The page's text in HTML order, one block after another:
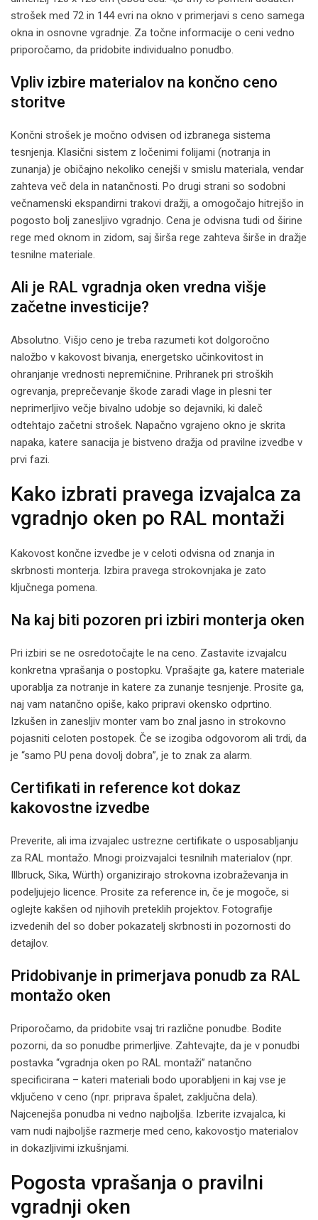
strošek med 72 in 144 evri na okno v primerjavi s ceno samega
okna in osnovne vgradnje. Za točne informacije o ceni vedno
priporočamo, da pridobite individualno ponudbo.
Vpliv izbire materialov na končno ceno
storitve
Končni strošek je močno odvisen od izbranega sistema
tesnjenja. Klasični sistem z ločenimi folijami (notranja in
zunanja) je običajno nekoliko cenejši v smislu materiala, vendar
zahteva več dela in natančnosti. Po drugi strani so sodobni
večnamenski ekspandirni trakovi dražji, a omogočajo hitrejšo in
pogosto bolj zanesljivo vgradnjo. Cena je odvisna tudi od širine
rege med oknom in zidom, saj širša rege zahteva širše in dražje
tesnilne materiale.
Ali je RAL vgradnja oken vredna višje
začetne investicije?
Absolutno. Višjo ceno je treba razumeti kot dolgoročno
naložbo v kakovost bivanja, energetsko učinkovitost in
ohranjanje vrednosti nepremičnine. Prihranek pri stroških
ogrevanja, preprečevanje škode zaradi vlage in plesni ter
neprimerljivo večje bivalno udobje so dejavniki, ki daleč
odtehtajo začetni strošek. Napačno vgrajeno okno je skrita
napaka, katere sanacija je bistveno dražja od pravilne izvedbe v
prvi fazi.
Kako izbrati pravega izvajalca za
vgradnjo oken po RAL montaži
Kakovost končne izvedbe je v celoti odvisna od znanja in
skrbnosti monterja. Izbira pravega strokovnjaka je zato
ključnega pomena.
Na kaj biti pozoren pri izbiri monterja oken
Pri izbiri se ne osredotočajte le na ceno. Zastavite izvajalcu
konkretna vprašanja o postopku. Vprašajte ga, katere materiale
uporablja za notranje in katere za zunanje tesnjenje. Prosite ga,
naj vam natančno opiše, kako pripravi okensko odprtino.
Izkušen in zanesljiv monter vam bo znal jasno in strokovno
pojasniti celoten postopek. Če se izogiba odgovorom ali trdi, da
je “samo PU pena dovolj dobra”, je to znak za alarm.
Certifikati in reference kot dokaz
kakovostne izvedbe
Preverite, ali ima izvajalec ustrezne certifikate o usposabljanju
za RAL montažo. Mnogi proizvajalci tesnilnih materialov (npr.
Illbruck, Sika, Würth) organizirajo strokovna izobraževanja in
podeljujejo licence. Prosite za reference in, če je mogoče, si
oglejte kakšen od njihovih preteklih projektov. Fotografije
izvedenih del so dober pokazatelj skrbnosti in pozornosti do
detajlov.
Pridobivanje in primerjava ponudb za RAL
montažo oken
Priporočamo, da pridobite vsaj tri različne ponudbe. Bodite
pozorni, da so ponudbe primerljive. Zahtevajte, da je v ponudbi
postavka “vgradnja oken po RAL montaži” natančno
specificirana – kateri materiali bodo uporabljeni in kaj vse je
vključeno v ceno (npr. priprava špalet, zaključna dela).
Najcenejša ponudba ni vedno najboljša. Izberite izvajalca, ki
vam nudi najboljše razmerje med ceno, kakovostjo materialov
in dokazljivimi izkušnjami.
Pogosta vprašanja o pravilni
vgradnji oken